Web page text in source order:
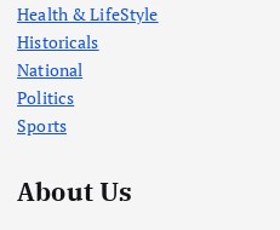
Health & LifeStyle
Historicals
National
Politics
Sports
About Us